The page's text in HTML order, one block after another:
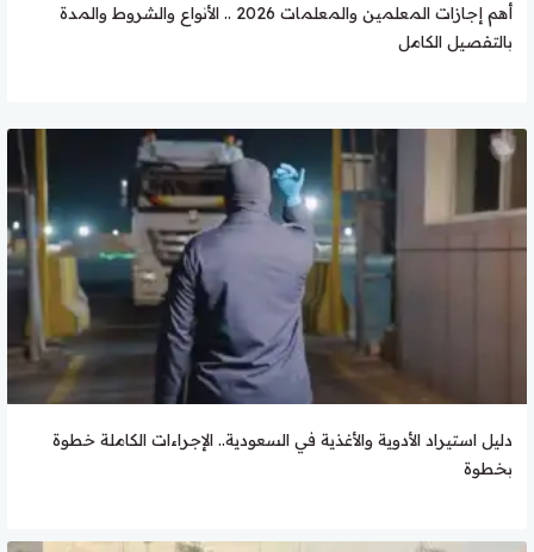
أهم إجازات المعلمين والمعلمات 2026 .. الأنواع والشروط والمدة
بالتفصيل الكامل
دليل استيراد الأدوية والأغذية في السعودية.. الإجراءات الكاملة خطوة
بخطوة